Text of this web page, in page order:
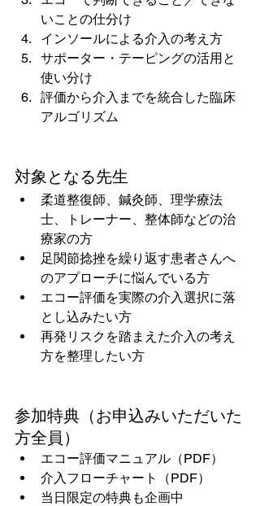
いことの仕分け
インソールによる介入の考え方
サポーター・テーピングの活用と
使い分け
評価から介入までを統合した臨床
アルゴリズム
対象となる先生
柔道整復師、鍼灸師、理学療法
士、トレーナー、整体師などの治
療家の方
足関節捻挫を繰り返す患者さんへ
のアプローチに悩んでいる方
エコー評価を実際の介入選択に落
とし込みたい方
再発リスクを踏まえた介入の考え
方を整理したい方
参加特典（お申込みいただいた
方全員）
エコー評価マニュアル（PDF）
介入フローチャート（PDF）
当日限定の特典も企画中